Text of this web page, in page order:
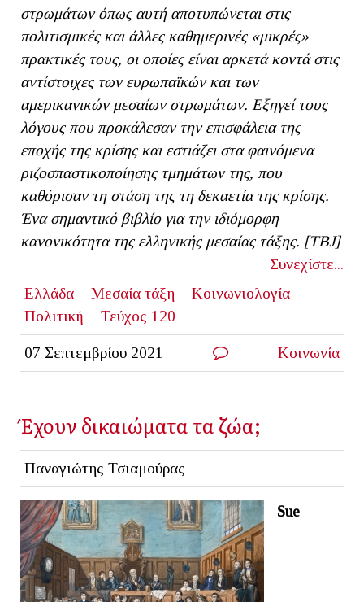
στρωμάτων όπως αυτή αποτυπώνεται στις
πολιτισμικές και άλλες καθημερινές «μικρές»
πρακτικές τους, οι οποίες είναι αρκετά κοντά στις
αντίστοιχες των ευρωπαϊκών και των
αμερικανικών μεσαίων στρωμάτων. Εξηγεί τους
λόγους που προκάλεσαν την επισφάλεια της
εποχής της κρίσης και εστιάζει στα φαινόμενα
ριζοσπαστικοποίησης τμημάτων της, που
καθόρισαν τη στάση της τη δεκαετία της κρίσης.
Ένα σημαντικό βιβλίο για την ιδιόμορφη
κανονικότητα της ελληνικής μεσαίας τάξης. [ΤΒJ]
Συνεχίστε...
Ελλάδα
Μεσαία τάξη
Κοινωνιολογία
Πολιτική
Τεύχος 120
07 Σεπτεμβρίου 2021 Κοινωνία
Έχουν δικαιώματα τα ζώα;
Παναγιώτης Τσιαμούρας
Sue